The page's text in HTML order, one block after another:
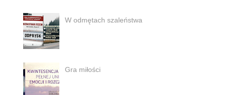
W odmętach szaleństwa
Gra miłości